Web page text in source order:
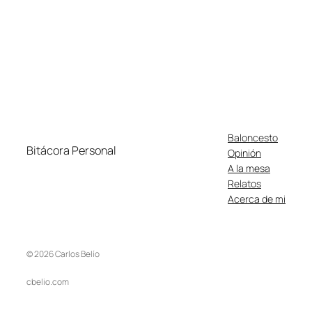
Bitácora Personal
Baloncesto
Opinión
A la mesa
Relatos
Acerca de mi
© 2026 Carlos Belío
cbelio.com